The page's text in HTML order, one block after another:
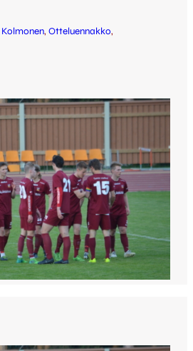
Kolmonen, Otteluennakko